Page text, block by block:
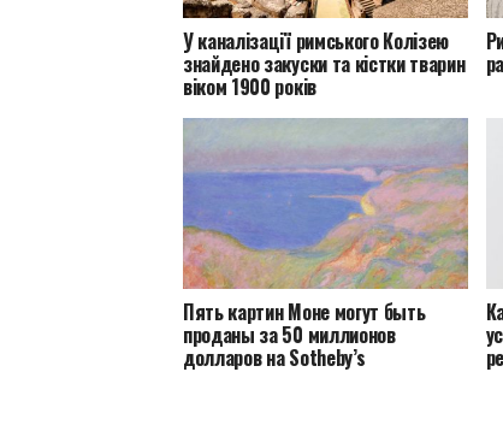
У каналізації римського Колізею
знайдено закуски та кістки тварин
віком 1900 років
Пять картин Моне могут быть
проданы за 50 миллионов
долларов на Sotheby’s